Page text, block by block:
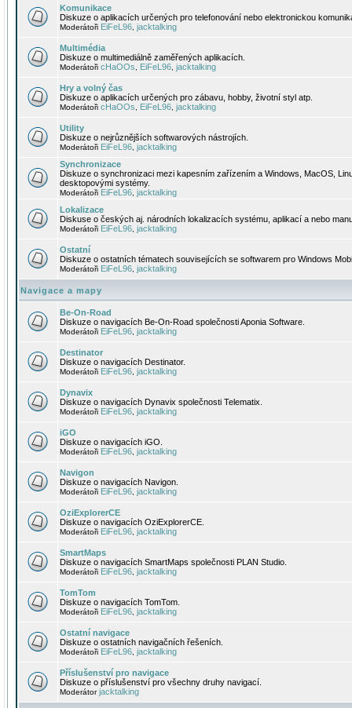
Komunikace
Diskuze o aplikacích určených pro telefonování nebo elektronickou
Moderátoři EiFeL96 jacktalking
Multimédia
Diskuze o multimediálně zaměřených aplikacích.
Moderátoři cHaOOs EiFeL96 jacktalking
Hry a volný čas
Diskuze o aplikacích určených pro zábavu, hobby, životní styl atp.
Moderátoři cHaOOs EiFeL96 jacktalking
Utility
Diskuze o nejrůznějších softwarových nástrojích.
Moderátoři EiFeL96 jacktalking
Synchronizace
Diskuze o synchronizaci mezi kapesním zařízením a Windows, MacOS,
desktopovými systémy.
Moderátoři EiFeL96 jacktalking
Lokalizace
Diskuse o českých aj. národních lokalizacích systému, aplikací a nebo
Moderátoři EiFeL96 jacktalking
Ostatní
Diskuze o ostatních tématech souvisejících se softwarem pro Windows
Moderátoři EiFeL96 jacktalking
Navigace a mapy
Be-On-Road
Diskuze o navigacích Be-On-Road společnosti Aponia Software.
Moderátoři EiFeL96 jacktalking
Destinator
Diskuze o navigacích Destinator.
Moderátoři EiFeL96 jacktalking
Dynavix
Diskuze o navigacích Dynavix společnosti Telematix.
Moderátoři EiFeL96 jacktalking
iGO
Diskuze o navigacích iGO.
Moderátoři EiFeL96 jacktalking
Navigon
Diskuze o navigacích Navigon.
Moderátoři EiFeL96 jacktalking
OziExplorerCE
Diskuze o navigacích OziExplorerCE.
Moderátoři EiFeL96 jacktalking
SmartMaps
Diskuze o navigacích SmartMaps společnosti PLAN Studio.
Moderátoři EiFeL96 jacktalking
TomTom
Diskuze o navigacích TomTom.
Moderátoři EiFeL96 jacktalking
Ostatní navigace
Diskuze o ostatních navigačních řešeních.
Moderátoři EiFeL96 jacktalking
Příslušenství pro navigace
Diskuze o příslušenství pro všechny druhy navigací.
Moderátorjacktalking